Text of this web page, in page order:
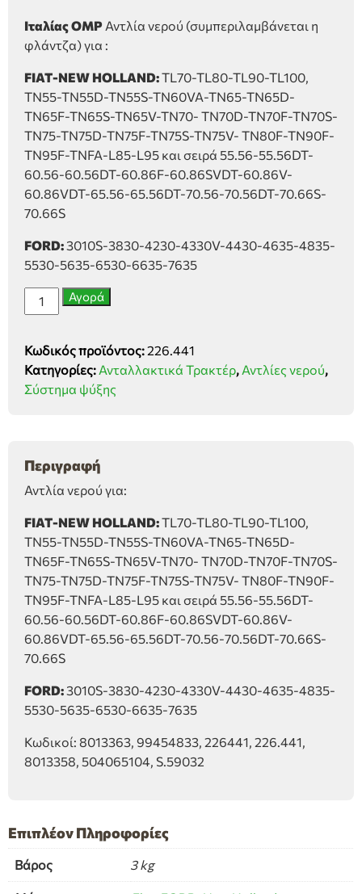
Ιταλίας OMP Αντλία νερού (συμπεριλαμβάνεται η
φλάντζα) για :
FIAT-NEW HOLLAND:TL70-TL80-TL90-TL100,
TN55-TN55D-TN55S-TN60VA-TN65-TN65D-
TN65F-TN65S-TN65V-TN70- TN70D-TN70F-TN70S-
TN75-TN75D-TN75F-TN75S-TN75V- TN80F-TN90F-
TN95F-TNFA-L85-L95 και σειρά 55.56-55.56DT-
60.56-60.56DT-60.86F-60.86SVDT-60.86V-
60.86VDT-65.56-65.56DT-70.56-70.56DT-70.66S-
70.66S
FORD:3010S-3830-4230-4330V-4430-4635-4835-
5530-5635-6530-6635-7635
Αντλία
νερού
New
Holland
TL-
ποσότητα
Αγορά
Κωδικός προϊόντος:226.441
Κατηγορίες: Ανταλλακτικά Τρακτέρ, Αντλίες νερού,
Σύστημα ψύξης
Περιγραφή
Αντλία νερού για:
FIAT-NEW HOLLAND:TL70-TL80-TL90-TL100,
TN55-TN55D-TN55S-TN60VA-TN65-TN65D-
TN65F-TN65S-TN65V-TN70- TN70D-TN70F-TN70S-
TN75-TN75D-TN75F-TN75S-TN75V- TN80F-TN90F-
TN95F-TNFA-L85-L95 και σειρά 55.56-55.56DT-
60.56-60.56DT-60.86F-60.86SVDT-60.86V-
60.86VDT-65.56-65.56DT-70.56-70.56DT-70.66S-
70.66S
FORD: 3010S-3830-4230-4330V-4430-4635-4835-
5530-5635-6530-6635-7635
Κωδικοί: 8013363, 99454833, 226441, 226.441,
8013358, 504065104, S.59032
Επιπλέον Πληροφορίες
Βάρος 3 kg